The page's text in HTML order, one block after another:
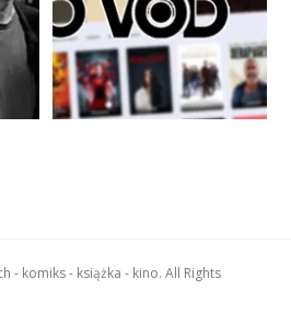
- komiks - książka - kino. All Rights